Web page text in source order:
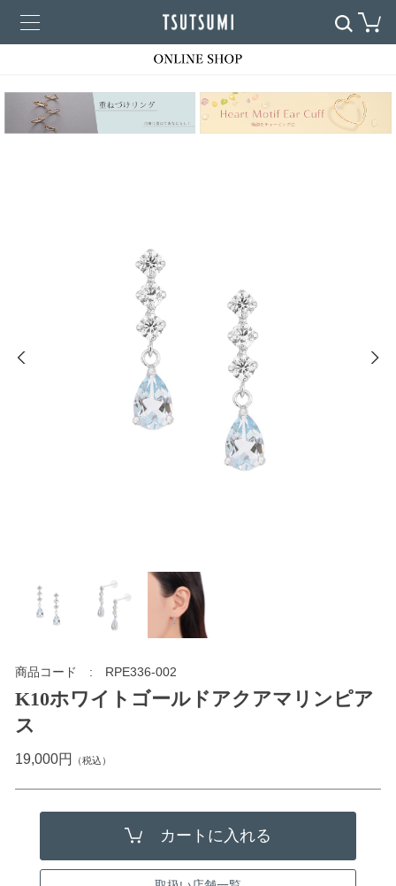
商品コード RPE336-002
K10ホワイトゴールドアクアマリンピア
ス
19,000円 （税込）